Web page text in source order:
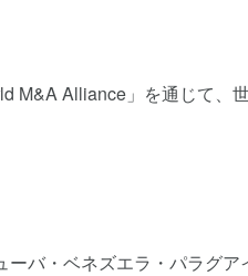
M&A Alliance」を通じて、
バ・ベネズエラ・パラグア